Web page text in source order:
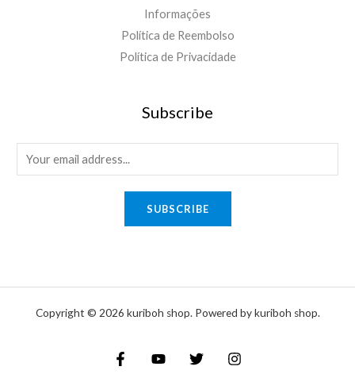
Informações
Política de Reembolso
Política de Privacidade
Subscribe
m
SUBSCRIBE
Copyright © 2026 kuriboh shop. Powered by kuriboh shop.